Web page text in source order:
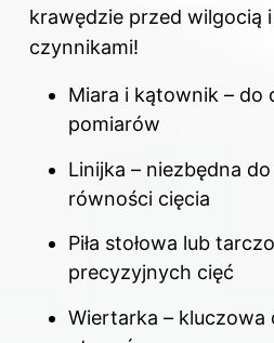
krawędzie przed wilgocią
czynnikami!
Miara i kątownik – do
pomiarów
Linijka – niezbędna
równości cięcia
Piła stołowa lub
precyzyjnych cięć
Wiertarka – kluczowa